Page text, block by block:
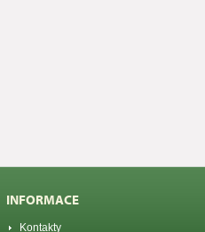
INFORMACE
Kontakty